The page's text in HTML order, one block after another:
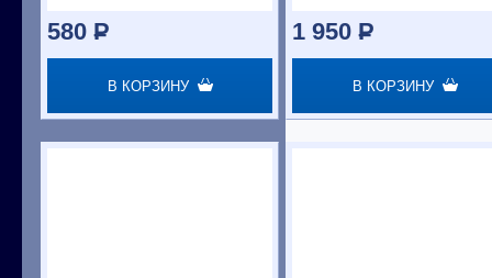
580 P
В КОРЗИНУ
1 950 P
В КОРЗИНУ